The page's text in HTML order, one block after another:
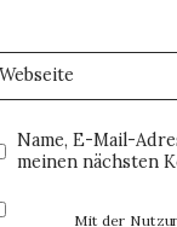
Webseite
Name, E-Mail-
meinen nächsten
Mit der